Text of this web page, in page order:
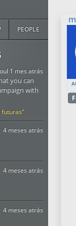
PEOPLE
futuras"
1 mes atrás
you can
with
4 meses atrás
4 meses atrás
4 meses atrás